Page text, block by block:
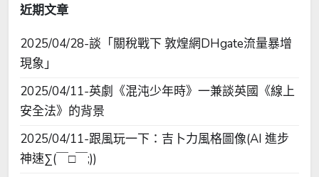
近期文章
2025/04/28-談「關稅戰下 敦煌網DHgate流量暴增
現象」
2025/04/11-英劇《混沌少年時》一兼談英國《線上
安全法》的背景
2025/04/11-跟風玩一下：吉卜力風格圖像(AI 進步
神速∑(￣□￣;))